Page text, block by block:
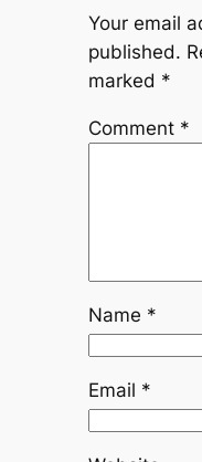
Your email
published.
marked *
Comment *
Name *
Email *